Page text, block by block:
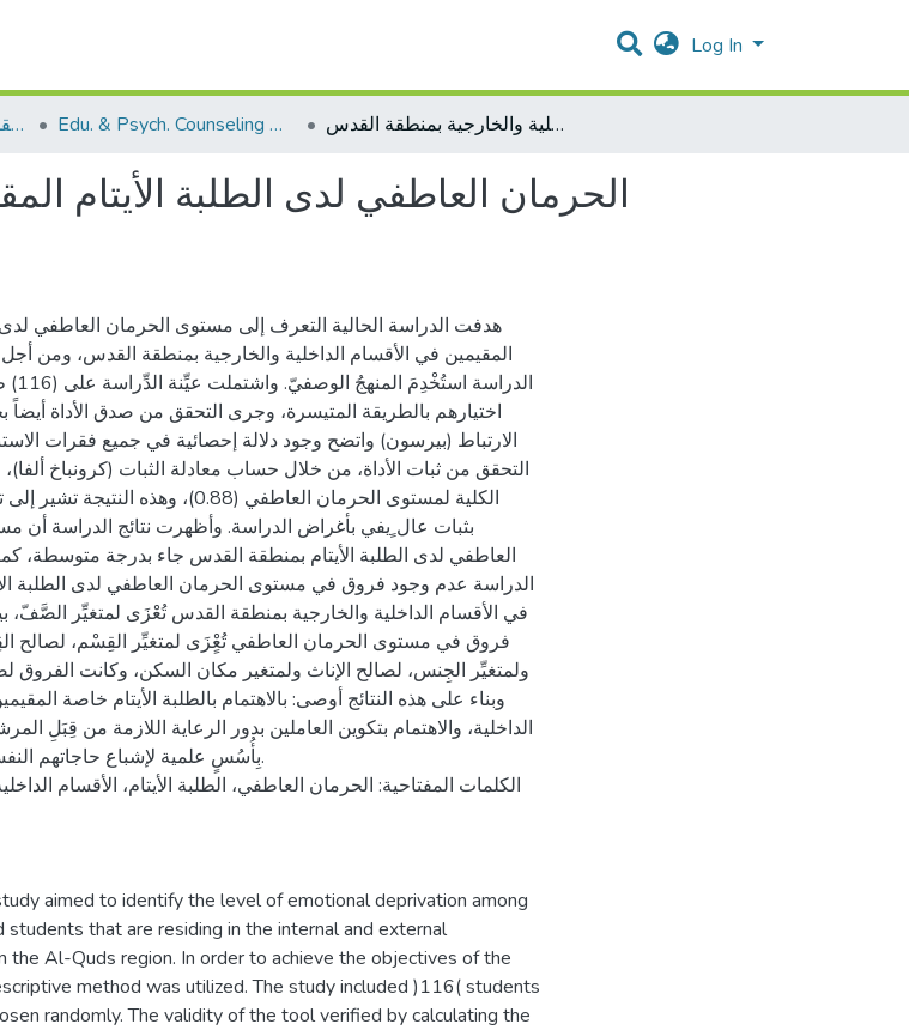
Log In
AQU Master Theses الرسائل الجامعية الخاصة بجامعة القدس Edu. & Psych. Counseling الإرشاد النفسي والتربوي الحرمان العاطفي لدى الطلبة الأيتام المقيمين في الأقسام الداخلية والخارجية بمنطقة القدس
الحرمان العاطفي لدى الطلبة الأيتام
هدفت الدراسة الحالية التعرف إلى مستوى الحرمان العاطفي لدى
المقيمين في الأقسام الداخلية والخارجية بمنطقة القدس، ومن
اختيارهم بالطريقة المتيسرة، وجرى التحقق من صدق الأداة
الارتباط (بيرسون) واتضح وجود دلالة إحصائية في جميع فقرات
التحقق من ثبات الأداة، من خلال حساب معادلة الثبات (كرونباخ
الكلية لمستوى الحرمان العاطفي (0.88)، وهذه
بثبات عال ٍيفي بأغراض الدراسة. وأظهرت نتائج الدراسة أن
العاطفي لدى الطلبة الأيتام بمنطقة القدس جاء بدرجة متوسطة،
الدراسة عدم وجود فروق في مستوى الحرمان العاطفي لدى الطلبة
في الأقسام الداخلية والخارجية بمنطقة القدس تُعْزَى لمتغيِّر الصَّفّ،
فروق في مستوى الحرمان العاطفي تُعٍْزَى لمتغيِّر القِسْم، لصالح
ولمتغيِّر الجِنس، لصالح الإناث ولمتغير مكان السكن، وكانت الفروق
وبناء على هذه النتائج أوصى: بالاهتمام بالطلبة الأيتام خاصة
الداخلية، والاهتمام بتكوين العاملين بدور الرعاية اللازمة من قِبَلِ
بِأُسُسٍ علمية لإشباع حاجاتهم
الكلمات المفتاحية: الحرمان العاطفي، الطلبة الأيتام، الأقسام
aimed to identify the level of emotional deprivation among
students that are residing in the internal and external
the Al-Quds region. In order to achieve the objectives of the
method was utilized. The study included )116( students
randomly. The validity of the tool verified by calculating the